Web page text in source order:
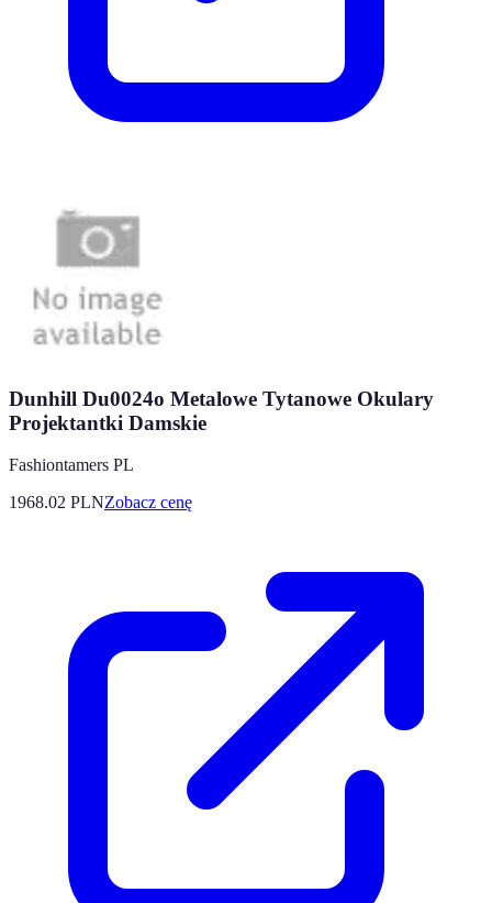
Dunhill Du0024o Metalowe Tytanowe Okulary
Projektantki Damskie
Fashiontamers PL
1968.02 PLNZobacz cenę